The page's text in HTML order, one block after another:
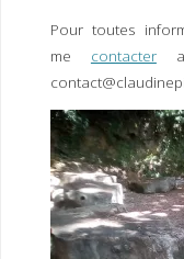
Pour toutes
me contacter